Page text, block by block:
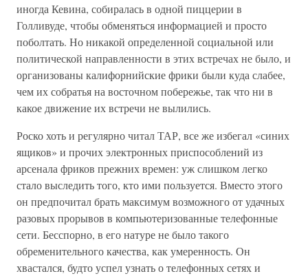
иногда Кевина, собиралась в одной пиццерии в
Голливуде, чтобы обменяться информацией и просто
поболтать. Но никакой определенной социальной или
политической направленности в этих встречах не было, и
организованы калифорнийские фрики были куда слабее,
чем их собратья на восточном побережье, так что ни в
какое движение их встречи не вылились.
Роско хоть и регулярно читал ТАР, все же избегал «синих
ящиков» и прочих электронных приспособлений из
арсенала фриков прежних времен: уж слишком легко
стало выследить того, кто ими пользуется. Вместо этого
он предпочитал брать максимум возможного от удачных
разовых прорывов в компьютеризованные телефонные
сети. Бесспорно, в его натуре не было такого
обременительного качества, как умеренность. Он
хвастался, будто успел узнать о телефонных сетях и